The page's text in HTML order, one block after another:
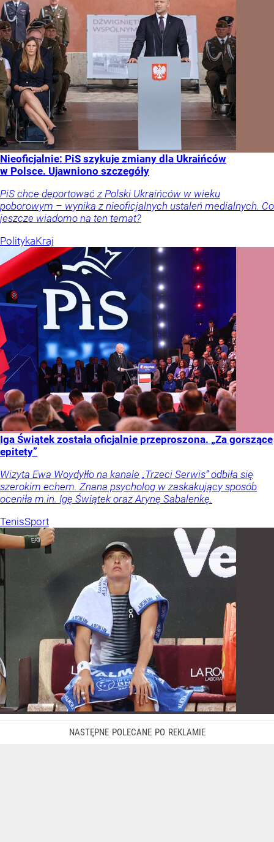
Nieoficjalnie: PiS szykuje zmiany dla Ukraińców
w Polsce. Ujawniono szczegóły
PiS chce deportować z Polski Ukraińców w wieku
poborowym – wynika z nieoficjalnych ustaleń medialnych. Co
jeszcze wiadomo na ten temat?
PolitykaKraj
Iga Świątek została oficjalnie przeproszona. „Za gorszące
epitety”
Wizyta Ewa Woydyłło na kanale „Trzeci Serwis” odbiła się
szerokim echem. Znana psycholog w zaskakujący sposób
oceniła m.in. Igę Świątek oraz Arynę Sabalenkę.
TenisSport